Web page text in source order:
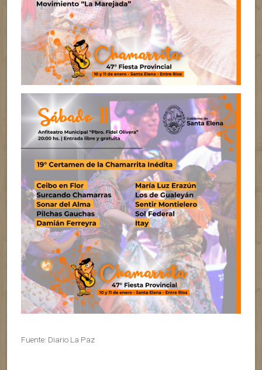
Fuente: Diario La Paz